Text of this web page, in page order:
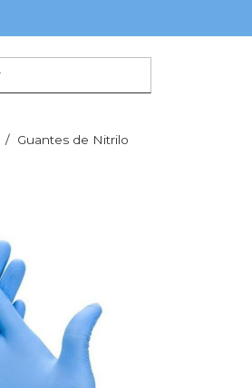
/ Guantes de Nitrilo